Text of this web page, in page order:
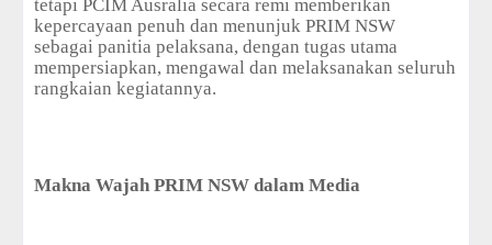
tetapi PCIM Ausralia secara remi memberikan
kepercayaan penuh dan menunjuk PRIM NSW
sebagai panitia pelaksana, dengan tugas utama
mempersiapkan, mengawal dan melaksanakan seluruh
rangkaian kegiatannya.
Makna Wajah PRIM NSW dalam Media